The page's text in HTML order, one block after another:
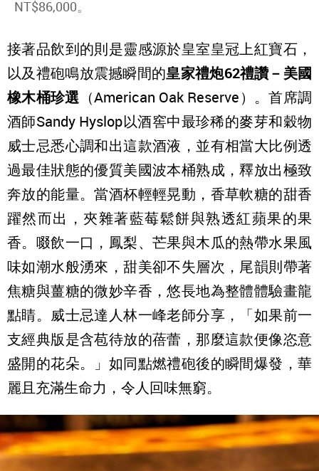
NT$86,000。
接著品飲到的則是靈感源於皇室皇冠上紅寶石，
以及禮砲鳴放震撼瞬間的皇家禮炮62禮讚－美國
橡木桶珍選 （American Oak Reserve）。首席調
酒師Sandy Hyslop以酒窖中最珍稀的麥芽和穀物
威士忌悉心調和出這款酒液，並有相當大比例透
過最佳狀態的優質美國波本桶熟成，釋放出極致
奔放的能量。當酒杯輕輕晃動，香草軟糖的甜香
躍然而出，夾雜著藍莓鬆餅與熟透紅蘋果的果
香。啜飲一口，鳳梨、芒果與木瓜的熱帶水果風
味如潮水般湧來，甜美卻不失層次，尾韻則帶著
焦糖與薑糖的微妙辛香，悠長地為整體體驗畫龍
點睛。威士忌達人林一峰老師分享，「如果前一
支經典版是含苞待放的蓓蕾，那麼這款便像恣意
盛開的花朵。」如同點燃禮砲後的瞬間爆發，華
麗且充滿生命力，令人回味無窮。